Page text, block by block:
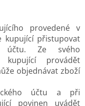
provedené v
kupující přistupovat
účtu. Ze svého
kupující provádět
objednávat zboží
účtu a při
povinen uvádět